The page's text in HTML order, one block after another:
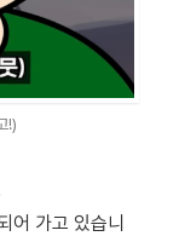
!)
어 가고 있습니